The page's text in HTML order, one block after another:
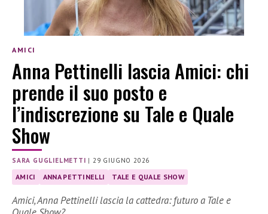
AMICI
Anna Pettinelli lascia Amici: chi
prende il suo posto e
l’indiscrezione su Tale e Quale
Show
SARA GUGLIELMETTI | 29 GIUGNO 2026
AMICI ANNA PETTINELLI TALE E QUALE SHOW
Amici, Anna Pettinelli lascia la cattedra: futuro a Tale e